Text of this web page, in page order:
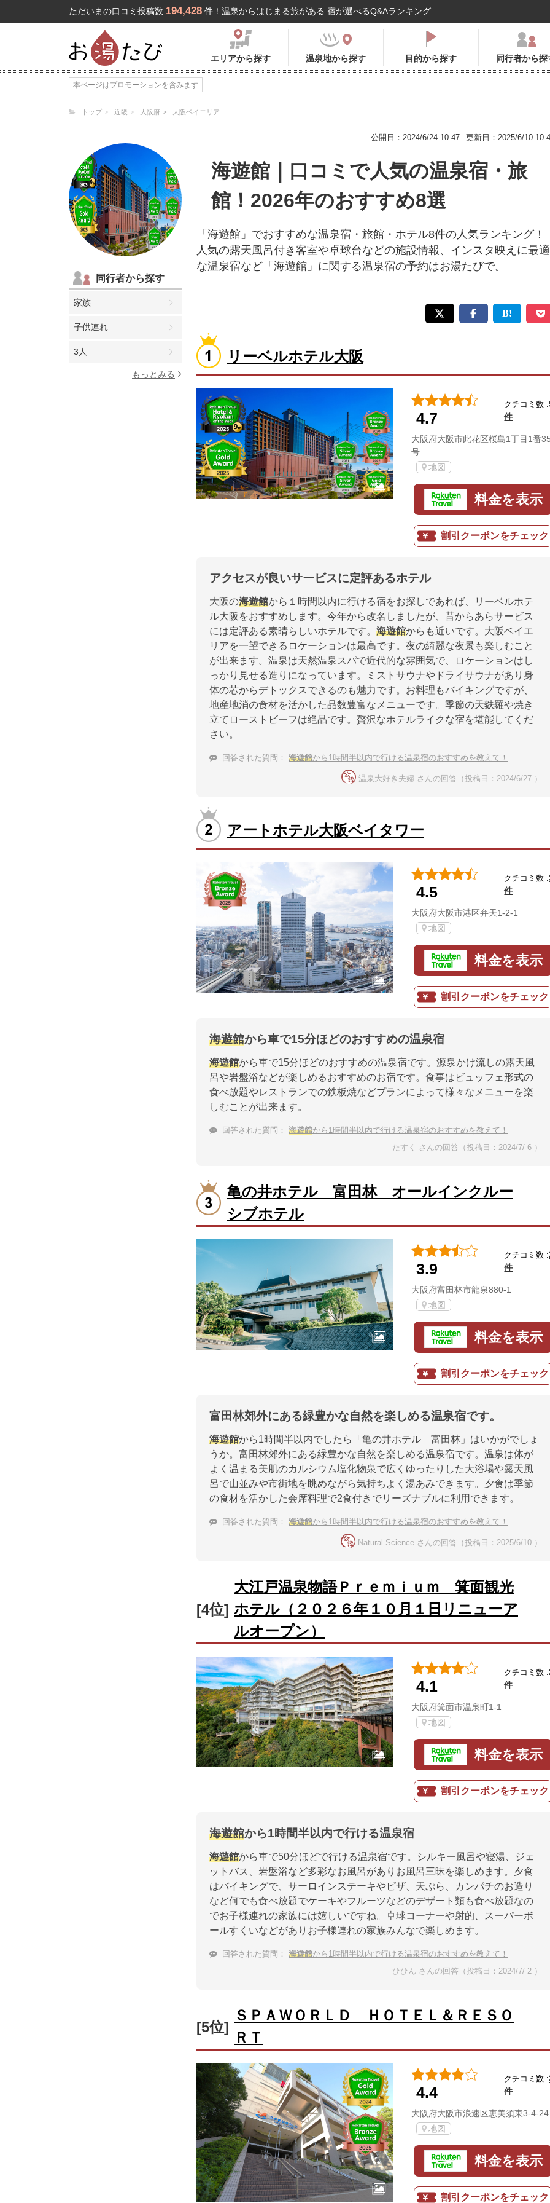
ただいまの口コミ投稿数 194,428 件！温泉からはじまる旅がある 宿が選べるQ&Aランキング
エリアから探す 温泉地から探す 目的から探す 同行者から探
本ページはプロモーションを含みます
トップ 近畿 大阪府 大阪ベイエリア
公開日：2024/6/24 10:47 更新日：2025/6/10
同行者から探す
家族
子供連れ
3人
もっとみる
海遊館｜口コミで人気の温泉宿・旅
館！2026年のおすすめ8選
「海遊館」でおすすめな温泉宿・旅館・ホテル8件の人気ランキング！
人気の露天風呂付き客室や卓球台などの施設情報、インスタ映えに最適
な温泉宿など「海遊館」に関する温泉宿の予約はお湯たびで。
リーベルホテル大阪
4.7
クチコミ数 :
件
大阪府大阪市此花区桜島1丁目1番
号
地図
料金を表示
割引クーポンをチェック
アクセスが良いサービスに定評あるホテル
大阪の海遊館から１時間以内に行ける宿をお探しであれば、リーベルホテ
ル大阪をおすすめします。今年から改名しましたが、昔からあらサービス
には定評ある素晴らしいホテルです。 海遊館からも近いです。大阪ベイエ
リアを一望できるロケーションは最高です。夜の綺麗な夜景も楽しむこと
が出来ます。温泉は天然温泉スパで近代的な雰囲気で、ロケーションはし
っかり見せる造りになっています。ミストサウナやドライサウナがあり身
体の芯からデトックスできるのも魅力です。お料理もバイキングですが、
地産地消の食材を活かした品数豊富なメニューです。季節の天麩羅や焼き
立てローストビーフは絶品です。贅沢なホテルライクな宿を堪能してくだ
さい。
回答された質問： 海遊館から1時間半以内で行ける温泉宿のおすすめを教えて！
温泉大好き夫婦 さんの回答（投稿日：2024/6/27 ）
アートホテル大阪ベイタワー
4.5
クチコミ数 :
件
大阪府大阪市港区弁天1-2-1
地図
料金を表示
割引クーポンをチェック
海遊館から車で15分ほどのおすすめの温泉宿
海遊館から車で15分ほどのおすすめの温泉宿です。源泉かけ流しの露天風
呂や岩盤浴などが楽しめるおすすめのお宿です。食事はビュッフェ形式の
食べ放題やレストランでの鉄板焼などプランによって様々なメニューを楽
しむことが出来ます。
回答された質問： 海遊館から1時間半以内で行ける温泉宿のおすすめを教えて！
たすく さんの回答（投稿日：2024/7/ 6 ）
亀の井ホテル 富田林 オールインクルー
シブホテル
3.9
クチコミ数 :
件
大阪府富田林市龍泉880-1
地図
料金を表示
割引クーポンをチェック
富田林郊外にある緑豊かな自然を楽しめる温泉宿です。
海遊館から1時間半以内でしたら「亀の井ホテル 富田林」はいかがでしょ
うか。富田林郊外にある緑豊かな自然を楽しめる温泉宿です。温泉は体が
よく温まる美肌のカルシウム塩化物泉で広くゆったりした大浴場や露天風
呂で山並みや市街地を眺めながら気持ちよく湯あみできます。夕食は季節
の食材を活かした会席料理で2食付きでリーズナブルに利用できます。
回答された質問： 海遊館から1時間半以内で行ける温泉宿のおすすめを教えて！
Natural Science さんの回答（投稿日：2025/6/10 ）
[4位]
大江戸温泉物語Ｐｒｅｍｉｕｍ 箕面観光
ホテル（２０２６年１０月１日リニューア
ルオープン）
4.1
クチコミ数 :
件
大阪府箕面市温泉町1-1
地図
料金を表示
割引クーポンをチェック
海遊館から1時間半以内で行ける温泉宿
海遊館から車で50分ほどで行ける温泉宿です。シルキー風呂や寝湯、ジェ
ットバス、岩盤浴など多彩なお風呂がありお風呂三昧を楽しめます。夕食
はバイキングで、サーロインステーキやピザ、天ぷら、カンパチのお造り
など何でも食べ放題でケーキやフルーツなどのデザート類も食べ放題なの
でお子様連れの家族には嬉しいですね。卓球コーナーや射的、スーパーボ
ールすくいなどがありお子様連れの家族みんなで楽しめます。
回答された質問： 海遊館から1時間半以内で行ける温泉宿のおすすめを教えて！
ひひん さんの回答（投稿日：2024/7/ 2 ）
[5位]
ＳＰＡＷＯＲＬＤ ＨＯＴＥＬ＆ＲＥＳＯ
ＲＴ
4.4
クチコミ数 :
件
大阪府大阪市浪速区恵美須東3-4-24
地図
料金を表示
割引クーポンをチェック